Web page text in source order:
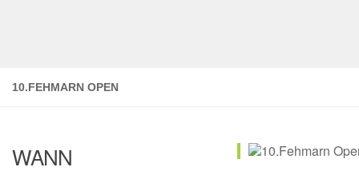
10.FEHMARN OPEN
WANN